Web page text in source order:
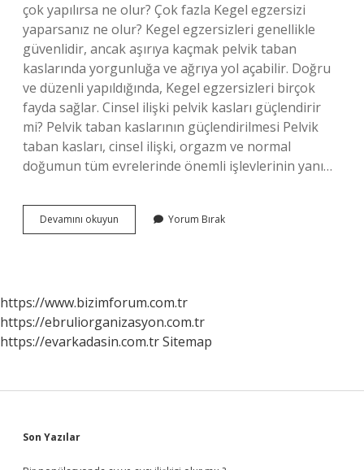
çok yapılırsa ne olur? Çok fazla Kegel egzersizi
yaparsanız ne olur? Kegel egzersizleri genellikle
güvenlidir, ancak aşırıya kaçmak pelvik taban
kaslarında yorgunluğa ve ağrıya yol açabilir. Doğru
ve düzenli yapıldığında, Kegel egzersizleri birçok
fayda sağlar. Cinsel ilişki pelvik kasları güçlendirir
mi? Pelvik taban kaslarının güçlendirilmesi Pelvik
taban kasları, cinsel ilişki, orgazm ve normal
doğumun tüm evrelerinde önemli işlevlerinin yanı…
Devamını okuyun
Egzersizi
Yorum Bırak
https://www.bizimforum.com.tr
https://ebruliorganizasyon.com.tr
https://evarkadasin.com.trSitemap
Sidebar
Son Yazılar